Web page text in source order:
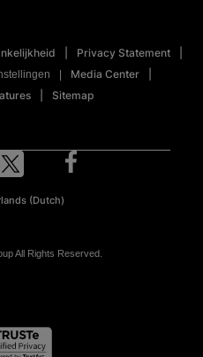
Privacy Statement
Media Center
Sitemap
All Rights Reserved.
(Dutch)